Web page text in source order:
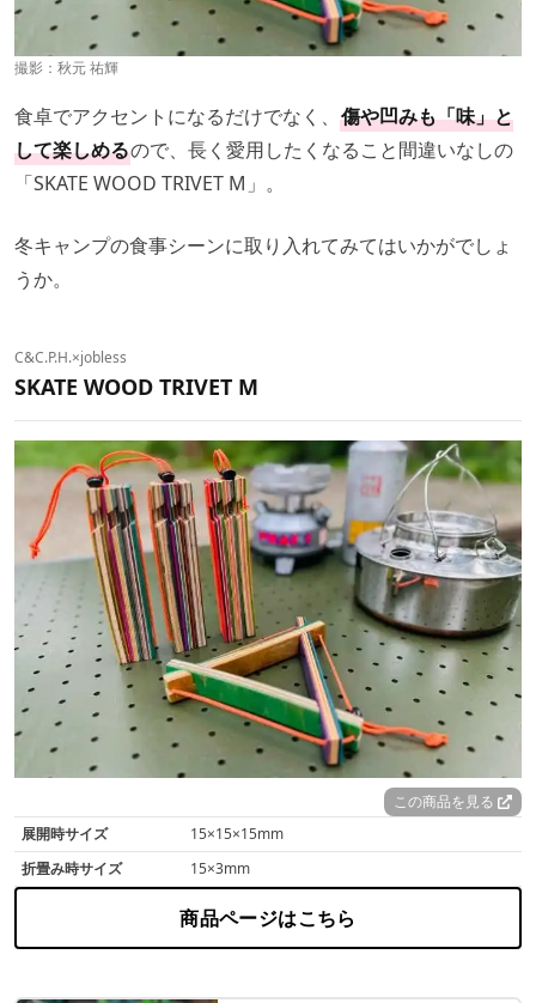
撮影：秋元 祐輝
食卓でアクセントになるだけでなく、 傷や凹みも「味」と
して楽しめるので、長く愛用したくなること間違いなしの
「SKATE WOOD TRIVET M」。
冬キャンプの食事シーンに取り入れてみてはいかがでしょ
うか。
C&C.P.H.×jobless
SKATE WOOD TRIVET M
この商品を見る
展開時サイズ
15×15×15mm
折畳み時サイズ
15×3mm
商品ページはこちら